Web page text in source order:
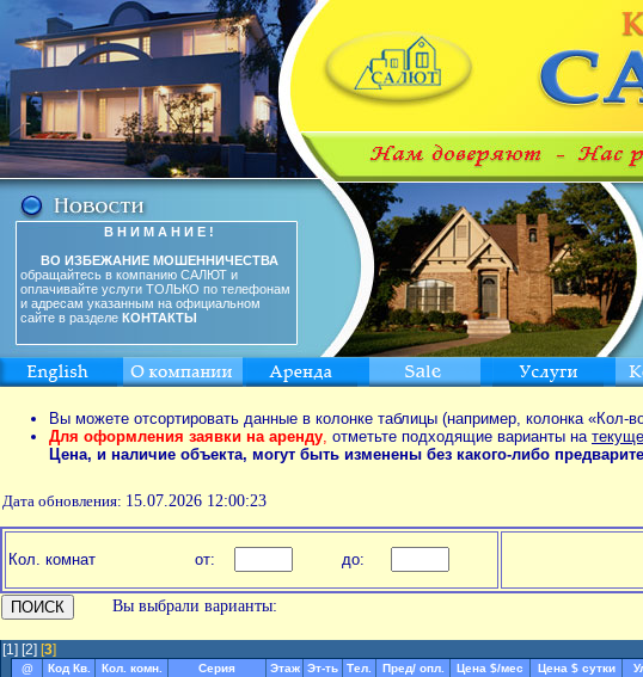
В Н И М А Н И Е !
ВО ИЗБЕЖАНИЕ МОШЕННИЧЕСТВА
обращайтесь в компанию САЛЮТ и
оплачивайте услуги ТОЛЬКО по телефонам
и адресам указанным на официальном
сайте в разделе КОНТАКТЫ
Вы можете отсортировать данные в колонке таблицы (например, колонка
Для оформления заявки на аренду, отметьте подходящие варианты на
Цена, и наличие объекта, могут быть изменены без какого-либо
Дата обновления: 15.07.2026 12:00:23
Кол. комнат от: до:
Вы выбрали варианты:
[1] [2] [3]
@ Код Кв. Кол. комн. Серия Этаж Эт-ть Тел. Пред/ опл. Цена $/мес Цена $ сутки